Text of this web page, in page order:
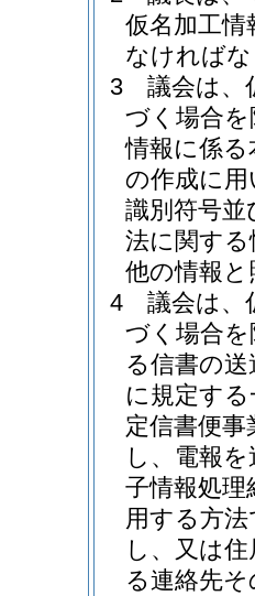
仮名加工
なければ
3
議会は、
づく場合
情報に係
の作成に
識別符号
法に関す
他の情報
4
議会は、
づく場合
る信書の
に規定す
定信書便
し、電報
子情報処
用する方
し、又は
る連絡先